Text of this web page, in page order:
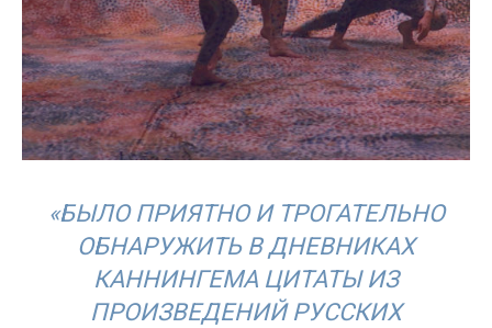
«БЫЛО ПРИЯТНО И ТРОГАТЕЛЬНО
ОБНАРУЖИТЬ В ДНЕВНИКАХ
КАННИНГЕМА ЦИТАТЫ ИЗ
ПРОИЗВЕДЕНИЙ РУССКИХ